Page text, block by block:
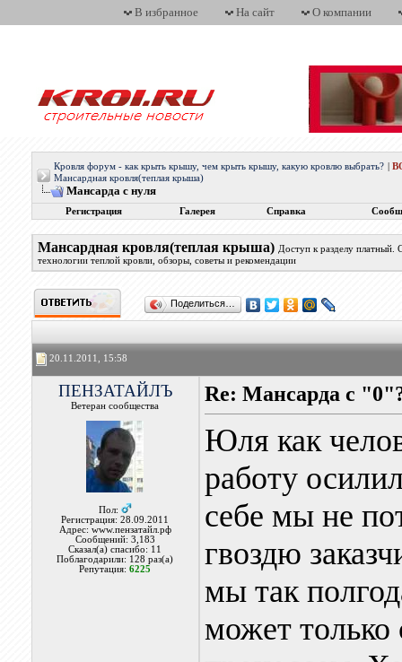
В избранное На сайт О компании
Кровля форум - как крыть крышу, чем крыть крышу, какую кровлю выбрать?
Мансардная кровля(теплая крыша)
Мансарда с нуля
Регистрация Галерея Справка
Мансардная кровля(теплая крыша) Доступ к разделу
технологии теплой кровли, обзоры, советы и рекомендации
Поделиться…
20.11.2011, 15:58
ПЕНЗАТАЙЛЪ
Ветеран сообщества
Пол:
Регистрация: 28.09.2011
Адрес: www.пензатайл.рф
Сообщений: 3,183
Сказал(а) спасибо: 11
Поблагодарили: 128 раз(а)
Репутация:6225
Re: Мансарда с
Юля как
работу
себе мы не
гвоздю
мы так
может только